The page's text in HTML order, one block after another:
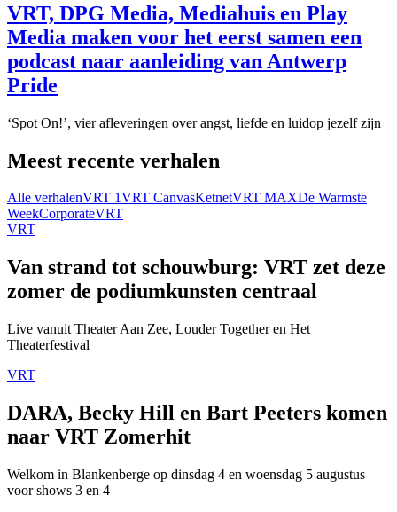
VRT, DPG Media, Mediahuis en Play
Media maken voor het eerst samen een
podcast naar aanleiding van Antwerp
Pride
‘Spot On!’, vier afleveringen over angst, liefde en luidop jezelf zijn
Meest recente verhalen
Alle verhalenVRT 1VRT CanvasKetnetVRT MAXDe Warmste
WeekCorporateVRT
VRT
Van strand tot schouwburg: VRT zet deze
zomer de podiumkunsten centraal
Live vanuit Theater Aan Zee, Louder Together en Het
Theaterfestival
VRT
DARA, Becky Hill en Bart Peeters komen
naar VRT Zomerhit
Welkom in Blankenberge op dinsdag 4 en woensdag 5 augustus
voor shows 3 en 4